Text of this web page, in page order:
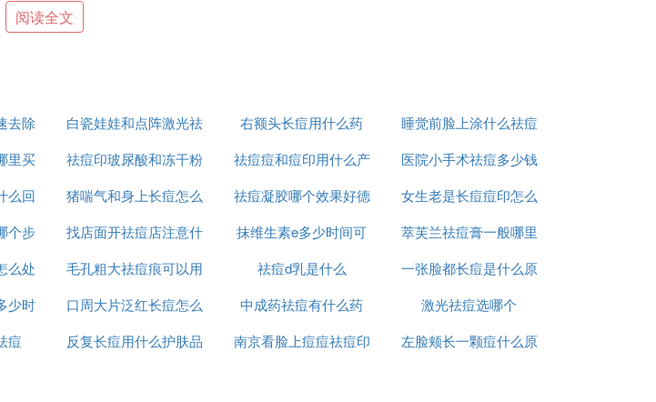
的.发生，从而产生痘痘或者粉刺等各种肌肤问题，而令人崩溃的是：这样的
有阵阵刺痛的感觉，真是不知道如何是好？
在干净清爽的状态。如果是非常容易出汗的体质，比如说在运动或者是进行
我们可以在腋窝部位使用爽身粉，抑制汗液的分泌。防止一些细菌在这个部
比较厚而且穿的比较多到时候，就可以稍微涂薄薄的一层，或者是晚上下班
。
处在膳食均衡的状态，是非常容易滋生一些细菌的。我们可以利用一些小工
在干燥清爽的状态，可以有效的缓解腋窝处爆发各种小痘痘困扰。
阅读全文
去除
白瓷娃娃和点阵激光祛
痘印哪个好
右额头长痘用什么药
睡觉前脸上涂什么祛痘
印
里买
祛痘印玻尿酸和冻干粉
哪个好
祛痘痘和痘印用什么产
品
医院小手术祛痘多少钱
一次
么回
猪喘气和身上长痘怎么
治疗
祛痘凝胶哪个效果好德
国
女生老是长痘痘印怎么
办
个步
找店面开祛痘店注意什
么
抹维生素e多少时间可
以祛痘坑
萃芙兰祛痘膏一般哪里
有卖
么处
毛孔粗大祛痘痕可以用
什么
祛痘d乳是什么
一张脸都长痘是什么原
因
少时
口周大片泛红长痘怎么
办
中成药祛痘有什么药
激光祛痘选哪个
痘
反复长痘用什么护肤品
南京看脸上痘痘祛痘印
左脸颊长一颗痘什么原